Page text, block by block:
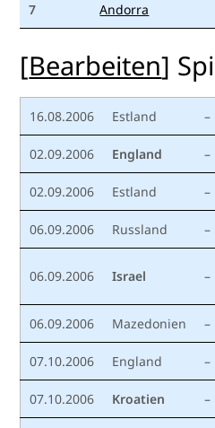
7 Andorra
[Bearbeiten]
16.08.2006 Estland –
02.09.2006 England –
02.09.2006 Estland –
06.09.2006 Russland –
06.09.2006 Israel –
06.09.2006 Mazedonien –
07.10.2006 England –
07.10.2006 Kroatien –